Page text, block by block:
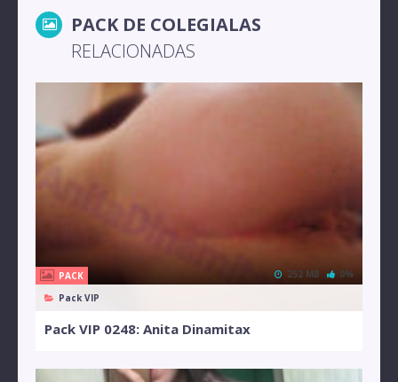
PACK DE COLEGIALAS
RELACIONADAS
PACK
Pack VIP
252 MB 0%
Pack VIP 0248: Anita Dinamitax